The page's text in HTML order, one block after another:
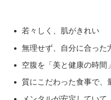
若々しく、肌がきれい
無理せず、自分に合った
空腹を「美と健康の時間
質にこだわった食事で、